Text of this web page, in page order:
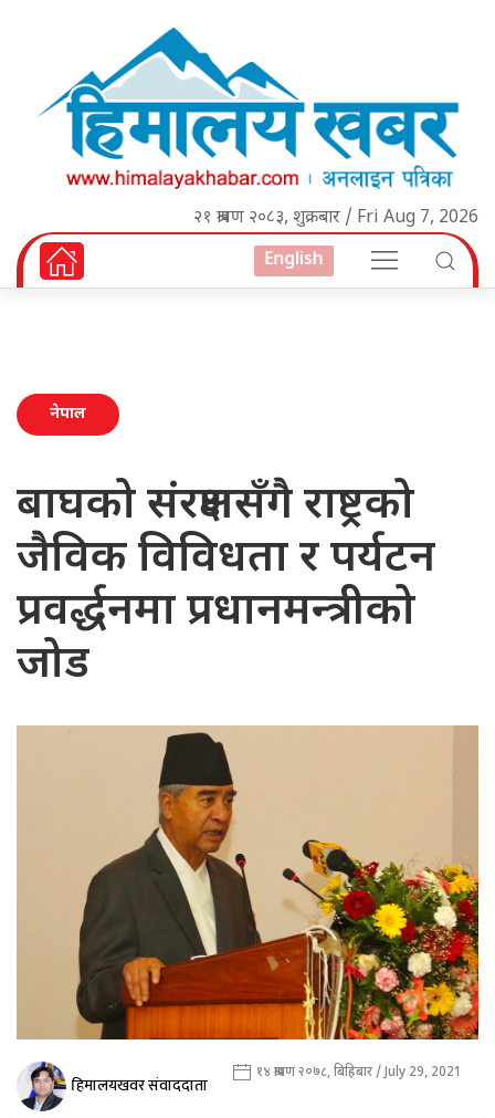
२१ श्रावण २०८३, शुक्रबार / Fri Aug 7, 2026
English
नेपाल
बाघको संरक्षणसँगै राष्ट्रको
जैविक विविधता र पर्यटन
प्रवर्द्धनमा प्रधानमन्त्रीको
जोड
हिमालयखवर संवाददाता १४ श्रावण २०७८, बिहिबार / July 29, 2021